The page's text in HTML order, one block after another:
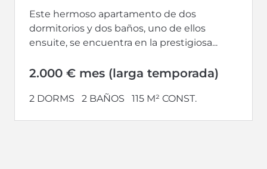
Este hermoso apartamento de dos
dormitorios y dos baños, uno de ellos
ensuite, se encuentra en la prestigiosa...
2.000 € mes (larga temporada)
2 DORMS 2 BAÑOS 115 M² CONST.